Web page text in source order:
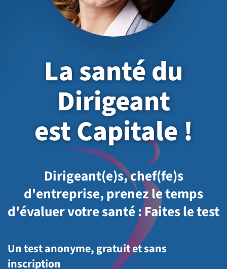
La santé du
Dirigeant
est Capitale !
Dirigeant(e)s, chef(fe)s
d'entreprise, prenez le temps
d'évaluer votre santé : Faites le test
Un test anonyme, gratuit et sans
inscription